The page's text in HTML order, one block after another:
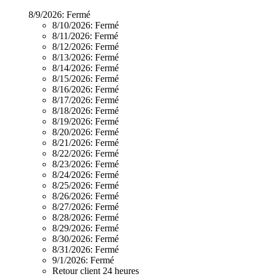
8/9/2026: Fermé
8/10/2026: Fermé
8/11/2026: Fermé
8/12/2026: Fermé
8/13/2026: Fermé
8/14/2026: Fermé
8/15/2026: Fermé
8/16/2026: Fermé
8/17/2026: Fermé
8/18/2026: Fermé
8/19/2026: Fermé
8/20/2026: Fermé
8/21/2026: Fermé
8/22/2026: Fermé
8/23/2026: Fermé
8/24/2026: Fermé
8/25/2026: Fermé
8/26/2026: Fermé
8/27/2026: Fermé
8/28/2026: Fermé
8/29/2026: Fermé
8/30/2026: Fermé
8/31/2026: Fermé
9/1/2026: Fermé
Retour client 24 heures